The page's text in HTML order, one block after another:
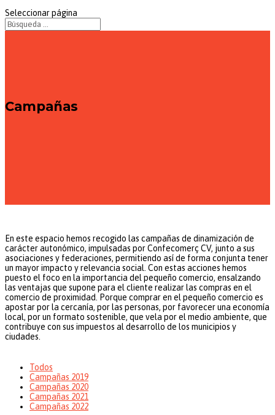
Seleccionar página
Campañas
En este espacio hemos recogido las campañas de dinamización de
carácter autonómico, impulsadas por Confecomerç CV, junto a sus
asociaciones y federaciones, permitiendo así de forma conjunta tener
un mayor impacto y relevancia social. Con estas acciones hemos
puesto el foco en la importancia del pequeño comercio, ensalzando
las ventajas que supone para el cliente realizar las compras en el
comercio de proximidad. Porque comprar en el pequeño comercio es
apostar por la cercanía, por las personas, por favorecer una economía
local, por un formato sostenible, que vela por el medio ambiente, que
contribuye con sus impuestos al desarrollo de los municipios y
ciudades.
Todos
Campañas 2019
Campañas 2020
Campañas 2021
Campañas 2022